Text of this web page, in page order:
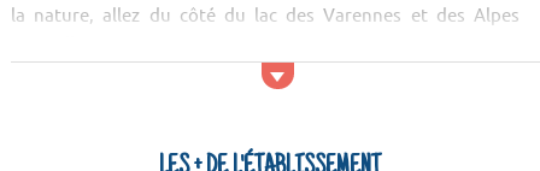
la nature, allez du côté du lac des Varennes et des Alpes
loisirs qui se trouve proche du Camping Le Lac de Varennes. Si